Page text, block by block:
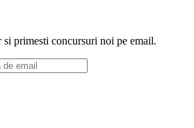
si primesti concursuri noi pe email.